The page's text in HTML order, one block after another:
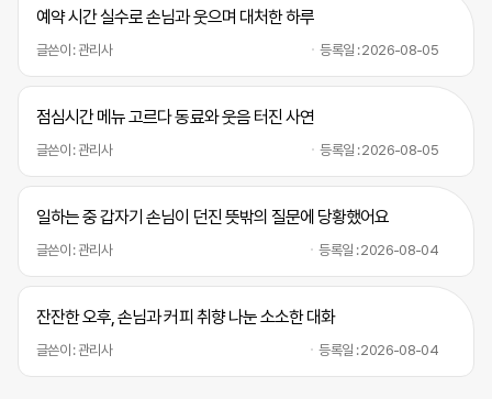
예약 시간 실수로 손님과 웃으며 대처한 하루
글쓴이 : 관리사 등록일 : 2026-08-05
점심시간 메뉴 고르다 동료와 웃음 터진 사연
글쓴이 : 관리사 등록일 : 2026-08-05
일하는 중 갑자기 손님이 던진 뜻밖의 질문에 당황했어요
글쓴이 : 관리사 등록일 : 2026-08-04
잔잔한 오후, 손님과 커피 취향 나눈 소소한 대화
글쓴이 : 관리사 등록일 : 2026-08-04